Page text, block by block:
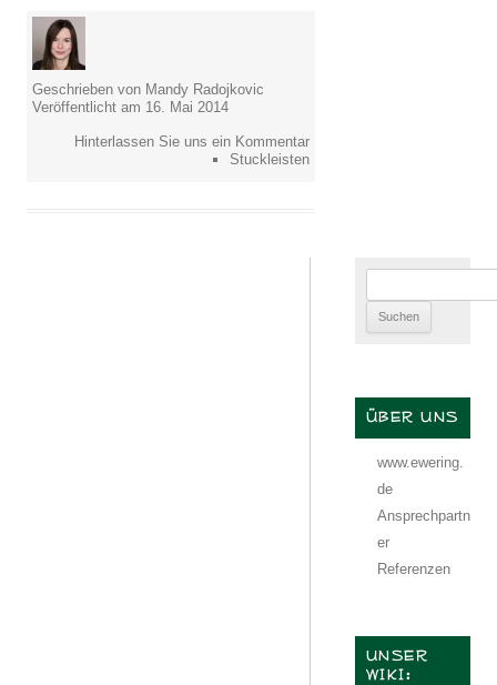
Geschrieben von Mandy Radojkovic
Veröffentlicht am 16. Mai 2014
Hinterlassen Sie uns ein Kommentar
Stuckleisten
nach:
ÜBER UNS
www.ewering.
de
Ansprechpartn
er
Referenzen
UNSER
WIKI: